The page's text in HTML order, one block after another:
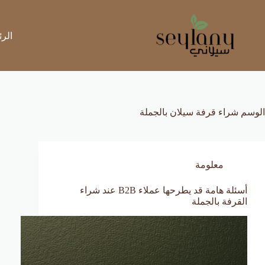
الوسم شراء قرفة سيلان بالجملة
معلومة
أسئلة هامة قد يطرحها عملاء B2B عند شراء
القرفة بالجملة